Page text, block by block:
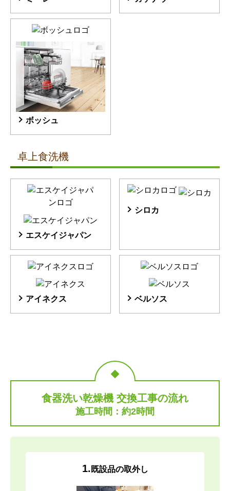
ボッシュ
卓上食洗機
エスケイジャパン
シロカ
アイネクス ベルソス
食器洗い乾燥機 交換工事の流れ
施工時間：約2時間
1. 既設品の取外し